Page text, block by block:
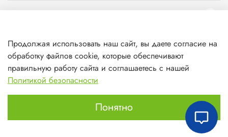
Клиентам
Информация
Профиль
Продолжая использовать наш сайт, вы даете согласие на
обработку файлов cookie, которые обеспечивают
правильную работу сайта и соглашаетесь с нашей
Политикой безопасности
Понятно